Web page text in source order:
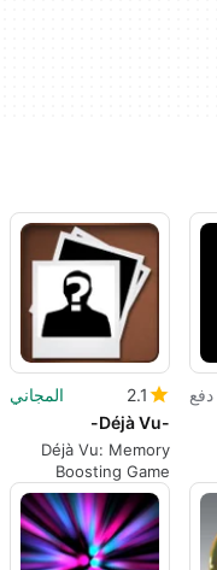
دفع
2.1
المجاني
-Déjà Vu-
Déjà Vu: Memory
Boosting Game